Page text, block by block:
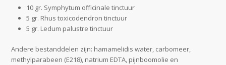
10 gr. Symphytum officinale tinctuur
5 gr. Rhus toxicodendron tinctuur
5 gr. Ledum palustre tinctuur
Andere bestanddelen zijn: hamamelidis water, carbomeer,
methylparabeen (E218), natrium EDTA, pijnboomolie en